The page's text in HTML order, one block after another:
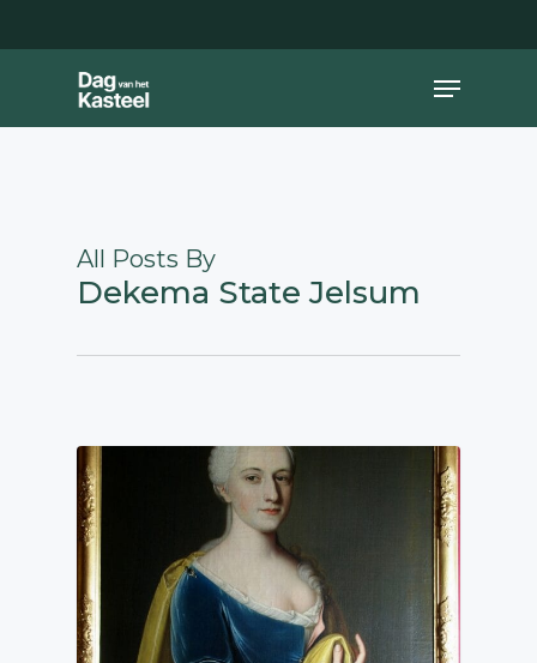
Menu
All Posts By
Dekema State Jelsum